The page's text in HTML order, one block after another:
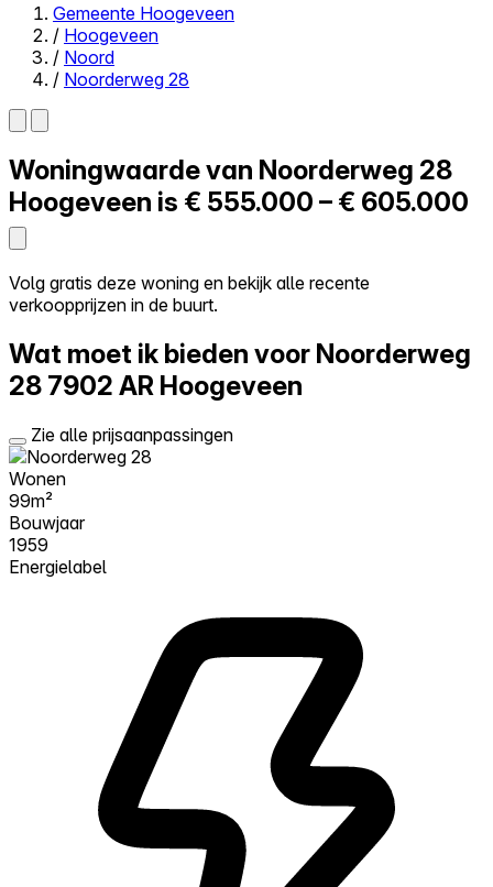
Close menu
Zelf kopen
Alles-in-één
Reviews
Log in
Probeer Walter gratis
Gemeente Hoogeveen
/ Hoogeveen
/ Noord
/ Noorderweg 28
Woningwaarde van Noorderweg 28
Hoogeveen is € 555.000 – € 605.000
Volg gratis deze woning en bekijk alle recente
verkoopprijzen in de buurt.
Wat moet ik bieden voor Noorderweg
28 7902 AR Hoogeveen
Zie alle prijsaanpassingen
Wonen
99m²
Bouwjaar
1959
Energielabel